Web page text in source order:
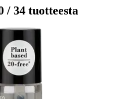
/ 34 tuotteesta